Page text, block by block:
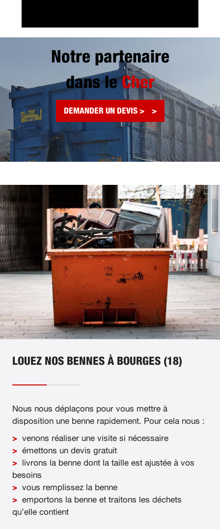
Notre partenaire
dans leCher
DEMANDER UN DEVIS >
LOUEZ NOS BENNES À BOURGES (18)
Nous nous déplaçons pour vous mettre à
disposition une benne rapidement. Pour cela nous :
venons réaliser une visite si nécessaire
émettons un devis gratuit
livrons la benne dont la taille est ajustée à vos
besoins
vous remplissez la benne
emportons la benne et traitons les déchets
qu’elle contient